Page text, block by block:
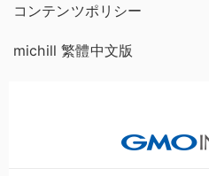
コンテンツポリシー
michill 繁體中文版